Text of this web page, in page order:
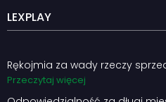
LEXPLAY
Rękojmia za wady rzeczy
Przeczytaj więcej